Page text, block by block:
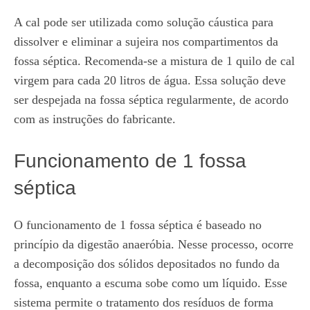
A cal pode ser utilizada como solução cáustica para
dissolver e eliminar a sujeira nos compartimentos da
fossa séptica. Recomenda-se a mistura de 1 quilo de cal
virgem para cada 20 litros de água. Essa solução deve
ser despejada na fossa séptica regularmente, de acordo
com as instruções do fabricante.
Funcionamento de 1 fossa
séptica
O funcionamento de 1 fossa séptica é baseado no
princípio da digestão anaeróbia. Nesse processo, ocorre
a decomposição dos sólidos depositados no fundo da
fossa, enquanto a escuma sobe como um líquido. Esse
sistema permite o tratamento dos resíduos de forma